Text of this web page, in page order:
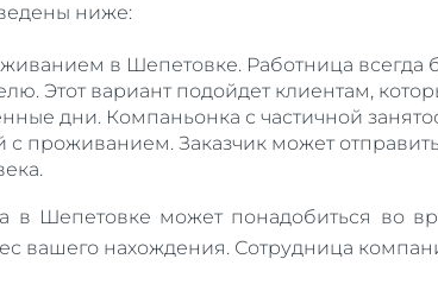
ниже:
в Шепетовке. Работница
Этот вариант подойдет клиентам,
дни. Компаньонка с частичной
с проживанием. Заказчик может
в Шепетовке может понадобиться
вашего нахождения. Сотрудница